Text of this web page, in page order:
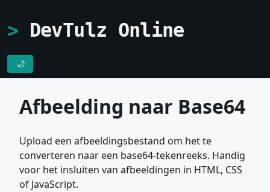
DevTulz Online
🌙
Afbeelding naar Base64
Upload een afbeeldingsbestand om het te
converteren naar een base64-tekenreeks. Handig
voor het insluiten van afbeeldingen in HTML, CSS
of JavaScript.